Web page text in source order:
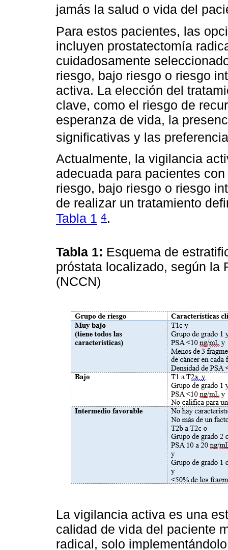
jamás la salud o vida del
Para estos pacientes, las
incluyen prostatectomía
cuidadosamente
riesgo, bajo riesgo o riesgo
activa. La elección del
clave, como el riesgo de
esperanza de vida, la
significativas y las
Actualmente, la vigilancia
adecuada para pacientes
riesgo, bajo riesgo o riesgo
de realizar un tratamiento
Tabla 1 4.
Tabla 1: Esquema de
próstata localizado, según la
(NCCN)
La vigilancia activa es una
calidad de vida del paciente
radical, solo